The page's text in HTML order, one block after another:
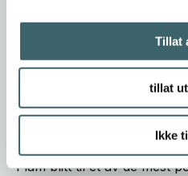
Tillat
tillat
Ikke
Om Norway’s best
Norway’s best Group AS
reiselivskonsern, med
spektakulære natur- og
reiseopplevelser i sin
Flåm blitt til et av de mest